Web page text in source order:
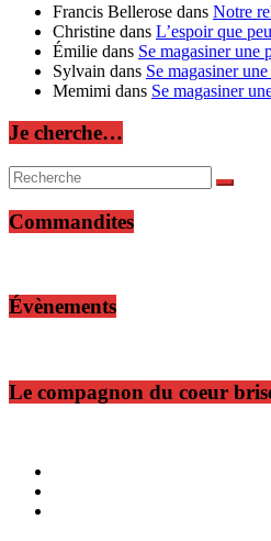
Francis Bellerose dans Notre
Christine dans L’espoir que
Émilie dans Se magasiner une
Sylvain dans Se magasiner
Memimi dans Se magasiner
Je cherche…
Commandites
Évènements
Le compagnon du coeur